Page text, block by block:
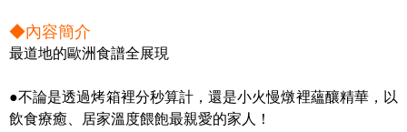
◆內容簡介
最道地的歐洲食譜全展現
●不論是透過烤箱裡分秒算計，還是小火慢燉裡蘊釀精華，以
飲食療癒、居家溫度餵飽最親愛的家人！